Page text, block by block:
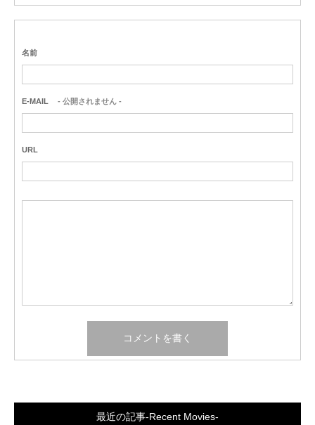
名前
E-MAIL - 公開されません -
URL
最近の記事-Recent Movies-